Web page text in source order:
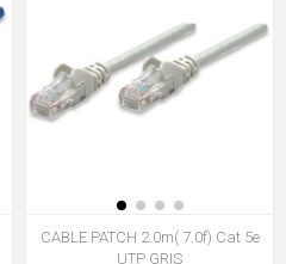
CABLE PATCH 2.0m( 7.0f) Cat 5e
UTP GRIS